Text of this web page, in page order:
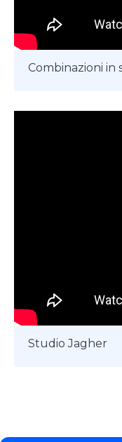
Combinazioni in
Studio Jagher